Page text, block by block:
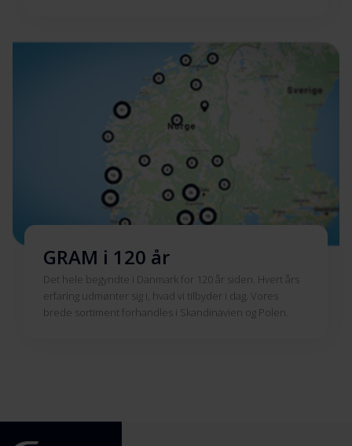
GRAM i 120 år
Det hele begyndte i Danmark for 120 år siden. Hvert års
erfaring udmønter sig i, hvad vi tilbyder i dag. Vores
brede sortiment forhandles i Skandinavien og Polen.